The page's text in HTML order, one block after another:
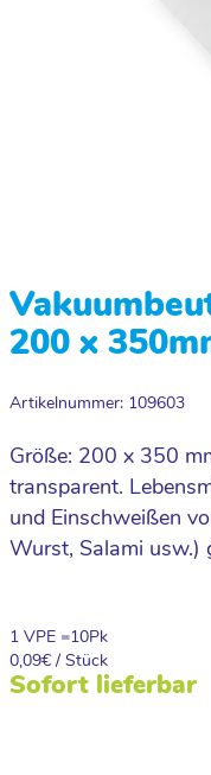
200 x
Artikelnummer: 109603
Größe: 200 x 350
transparent.
und Einschweißen
Wurst, Salami usw.)
1 VPE =10Pk
0,09€ / Stück
Sofort lieferbar